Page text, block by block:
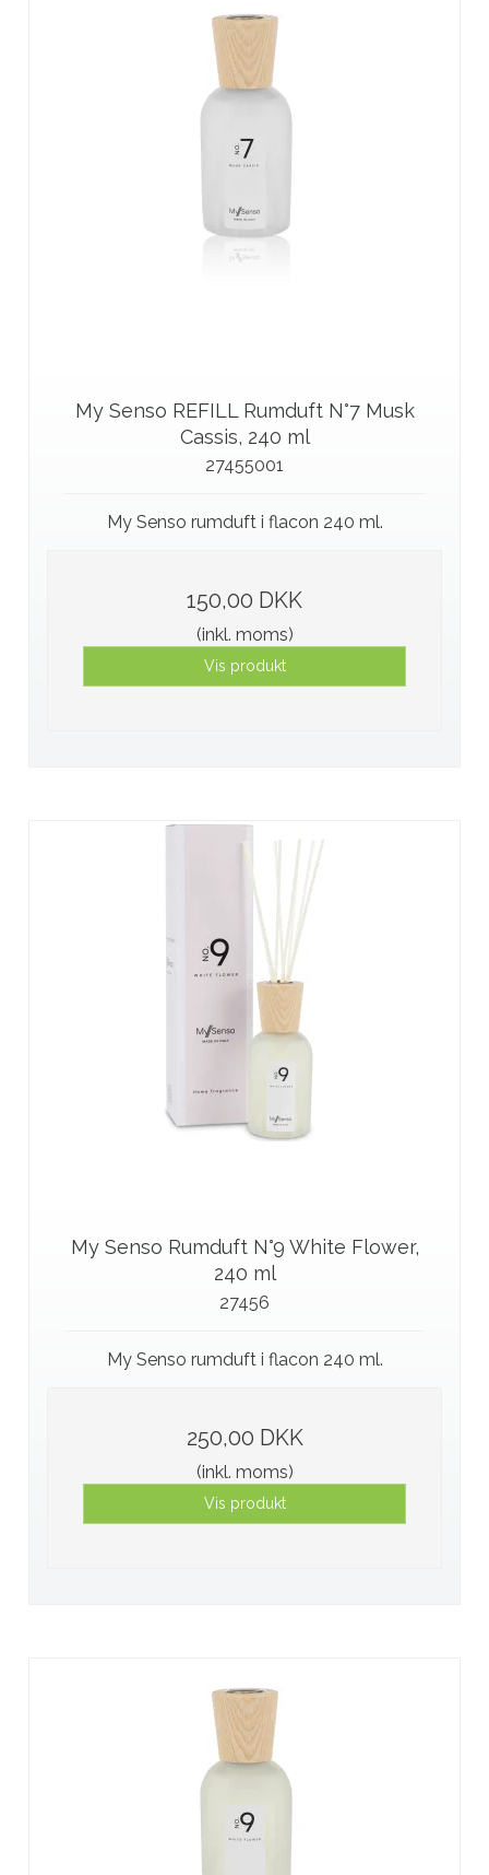
My Senso REFILL Rumduft N°7 Musk
Cassis, 240 ml
27455001
My Senso rumduft i flacon 240 ml.
150,00 DKK
(inkl. moms)
Vis produkt
My Senso Rumduft N°9 White Flower,
240 ml
27456
My Senso rumduft i flacon 240 ml.
250,00 DKK
(inkl. moms)
Vis produkt